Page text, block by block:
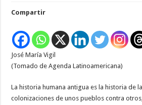
Compartir
José María Vigil
(Tomado de Agenda Latinoamericana)
La historia humana antigua es la historia de
colonizaciones de unos pueblos contra